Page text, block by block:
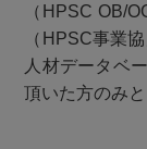
（HPSC OB/
（HPSC事業
人材データベ
頂いた方のみ